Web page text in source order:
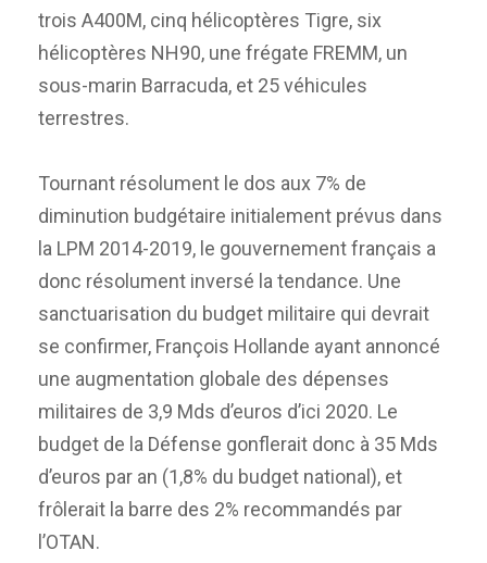
trois A400M, cinq hélicoptères Tigre, six
hélicoptères NH90, une frégate FREMM, un
sous-marin Barracuda, et 25 véhicules
terrestres.
Tournant résolument le dos aux 7% de
diminution budgétaire initialement prévus dans
la LPM 2014-2019, le gouvernement français a
donc résolument inversé la tendance. Une
sanctuarisation du budget militaire qui devrait
se confirmer, François Hollande ayant annoncé
une augmentation globale des dépenses
militaires de 3,9 Mds d’euros d’ici 2020. Le
budget de la Défense gonflerait donc à 35 Mds
d’euros par an (1,8% du budget national), et
frôlerait la barre des 2% recommandés par
l’OTAN.